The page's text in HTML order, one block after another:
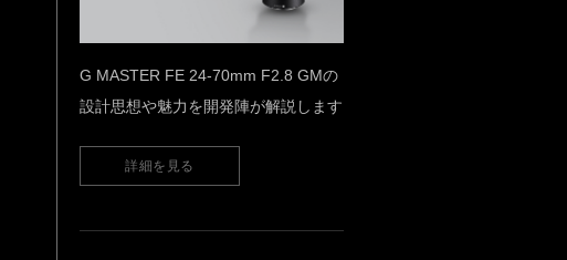
G MASTER FE 24-70mm F2.8 GMの
設計思想や魅力を開発陣が解説します
詳細を見る